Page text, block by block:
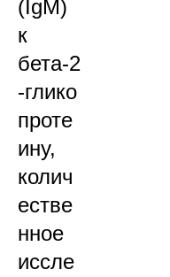
(IgM)
к
бета-2
-глико
проте
ину,
колич
естве
нное
иссле